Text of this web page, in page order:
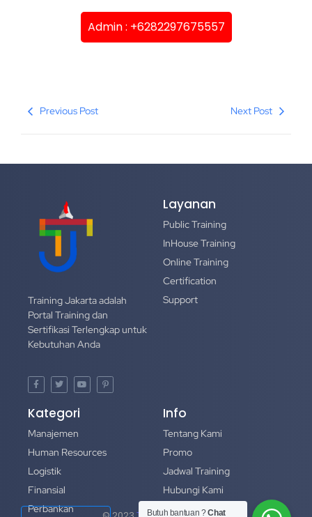
Admin : +6282297675557
Previous Post Next Post
Training Jakarta adalah
Portal Training dan
Sertifikasi Terlengkap untuk
Kebutuhan Anda
Layanan
Public Training
InHouse Training
Online Training
Certification
Support
Kategori
Manajemen
Human Resources
Logistik
Finansial
Perbankan
Info
Tentang Kami
Promo
Jadwal Training
Hubungi Kami
Portofolio
Butuh bantuan ?Chat